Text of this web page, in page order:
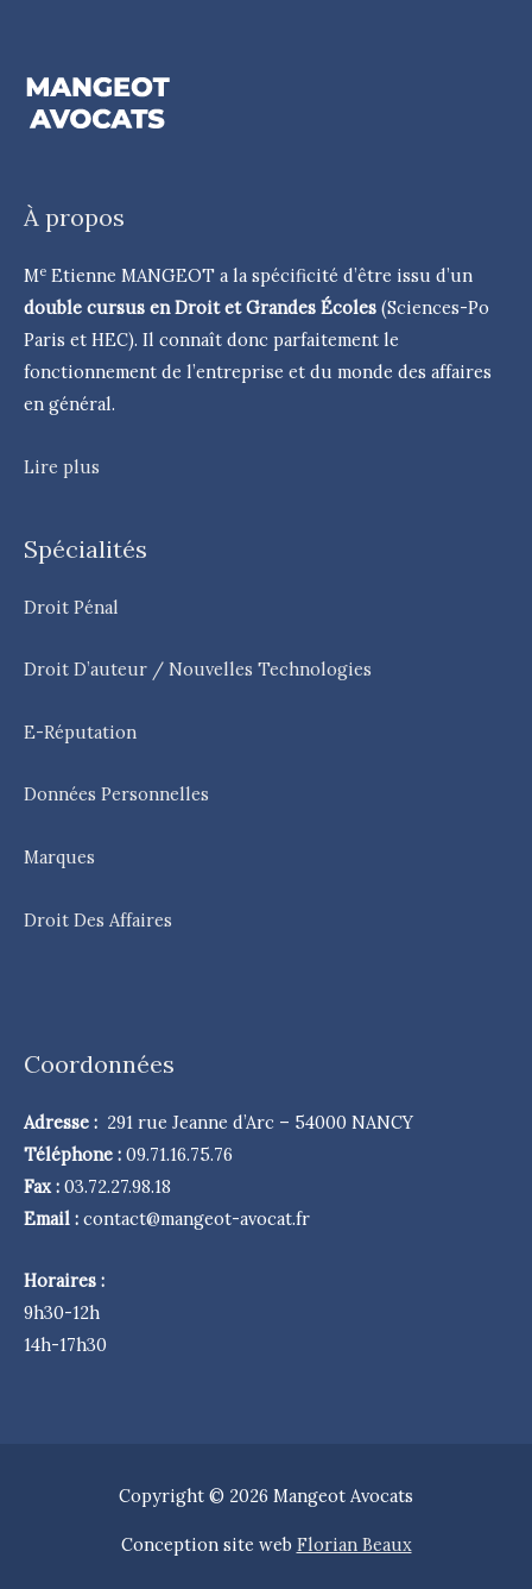
À propos
Me Etienne MANGEOT a la spécificité d’être issu d’un
double cursus en Droit et Grandes Écoles (Sciences-Po
Paris et HEC). Il connaît donc parfaitement le
fonctionnement de l’entreprise et du monde des affaires
en général.
Lire plus
Spécialités
Droit Pénal
Droit D’auteur / Nouvelles Technologies
E-Réputation
Données Personnelles
Marques
Droit Des Affaires
Coordonnées
Adresse : 291 rue Jeanne d’Arc – 54000 NANCY
Téléphone : 09.71.16.75.76
Fax : 03.72.27.98.18
Email : ​contact@mangeot-avocat.fr
Horaires :
9h30-12h
14h-17h30
Copyright © 2026 Mangeot Avocats
Conception site web Florian Beaux